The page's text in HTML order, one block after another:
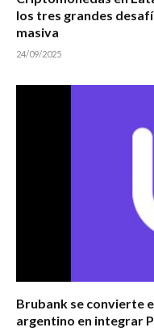
los tres grandes
masiva
24/09/2025
Brubank se convierte
argentino en integrar